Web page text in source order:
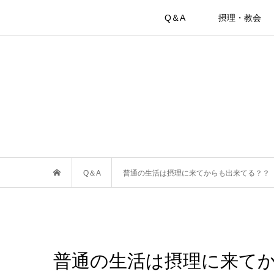
Q＆A 摂理・教会
Q＆A 普通の生活は摂理に来てからも出来てる？？
普通の生活は摂理に来て